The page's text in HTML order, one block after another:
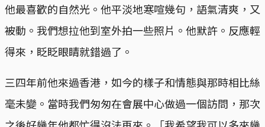
他最喜歡的自然光。他平淡地寒喧幾句，語氣清爽，又
被動。我們想拉他到室外拍一些照片。他默許。反應輕
得來，眨眨眼睛就錯過了。
三四年前他來過香港，如今的樣子和情態與那時相比絲
毫未變。當時我們匆匆在會展中心做過一個訪問，那次